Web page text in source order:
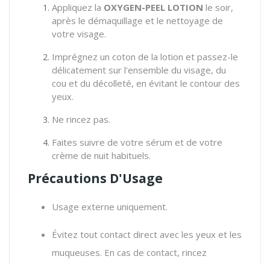
Appliquez la OXYGEN-PEEL LOTION le soir,
après le démaquillage et le nettoyage de
votre visage.
Imprégnez un coton de la lotion et passez-le
délicatement sur l'ensemble du visage, du
cou et du décolleté, en évitant le contour des
yeux.
Ne rincez pas.
Faites suivre de votre sérum et de votre
crème de nuit habituels.
Précautions D'Usage
Usage externe uniquement.
Évitez tout contact direct avec les yeux et les
muqueuses. En cas de contact, rincez